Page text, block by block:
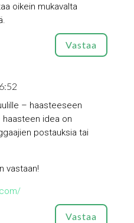
oikein mukavalta
Vastaa
– haasteeseen
haasteen idea on
postauksia tai
vastaan!
Vastaa